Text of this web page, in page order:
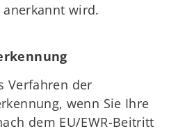
wird.
Verfahren der
wenn Sie Ihre
dem EU/EWR-Beitritt